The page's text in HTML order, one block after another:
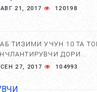
АВГ 21, 2017 120198
ТИЗИМИ УЧУН 10 ТА
ДОРИ...
СЕН 27, 2017 104993